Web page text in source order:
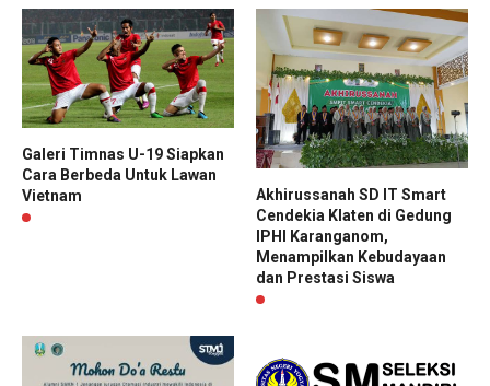
Galeri Timnas U-19 Siapkan
Cara Berbeda Untuk Lawan
Vietnam
Akhirussanah SD IT Smart
Cendekia Klaten di Gedung
IPHI Karanganom,
Menampilkan Kebudayaan
dan Prestasi Siswa